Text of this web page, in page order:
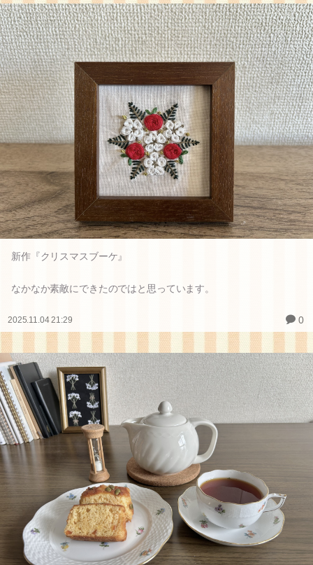
新作『クリスマスブーケ』
なかなか素敵にできたのではと思っています。
2025.11.04 21:29 0